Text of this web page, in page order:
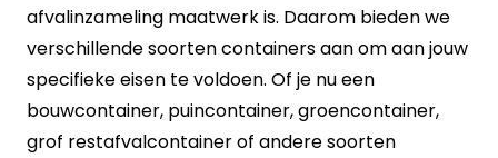
afvalinzameling maatwerk is. Daarom bieden we
verschillende soorten containers aan om aan jouw
specifieke eisen te voldoen. Of je nu een
bouwcontainer, puincontainer, groencontainer,
grof restafvalcontainer of andere soorten